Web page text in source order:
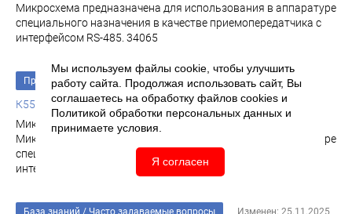
Микросхема предназначена для использования в аппаратуре
специального назначения в качестве приемопередатчика с
интерфейсом RS-485. 34065
Продукты Изменен: 06.05.2026
К5559ИН26У
Микросхема приемопередатчика с интерфейсом RS - 485
Микросхема предназначена для использования в аппаратуре
специального назначения в качестве приемопередатчика с
интерфейсом RS-485. 34075
База знаний / Часто задаваемые вопросы Изменен: 25.11.2025
Мы используем файлы cookie, чтобы улучшить
работу сайта. Продолжая использовать сайт, Вы
соглашаетесь на обработку файлов cookies и
Политикой обработки персональных данных и
принимаете условия.
Я согласен